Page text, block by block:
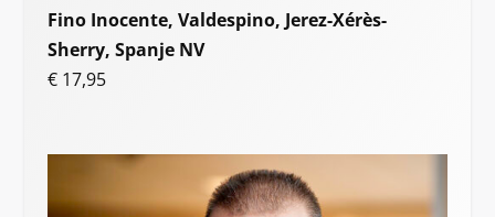
Fino Inocente, Valdespino, Jerez-Xérès-
Sherry, Spanje NV
€ 17,95